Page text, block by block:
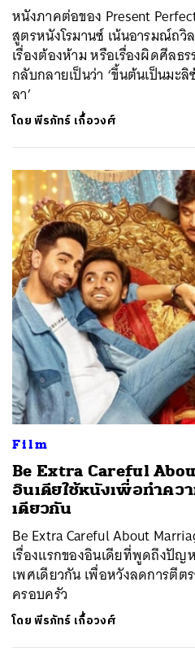
หนังภาคต่อของ Present
สูตรหนังโรมานซ์ เน้นอารมณ์ถ
เรื่องต้องห้าม หรือเรื่องผิดศีล
กลับกลายเป็นว่า ‘ขึ้นต้นเป็นมะ
ลา’
โดยพีรภัทร์ เกื้อวงศ์
Film
Be Extra Careful
อินเดียใช้หนังเพื่อทำคว
เดียวกัน
Be Extra Careful About
เรื่องแรกของอินเดียที่พูดถึงปัญ
เพศเดียวกัน เพื่อหวังลดการตีต
ครอบครัว
โดยพีรภัทร์ เกื้อวงศ์